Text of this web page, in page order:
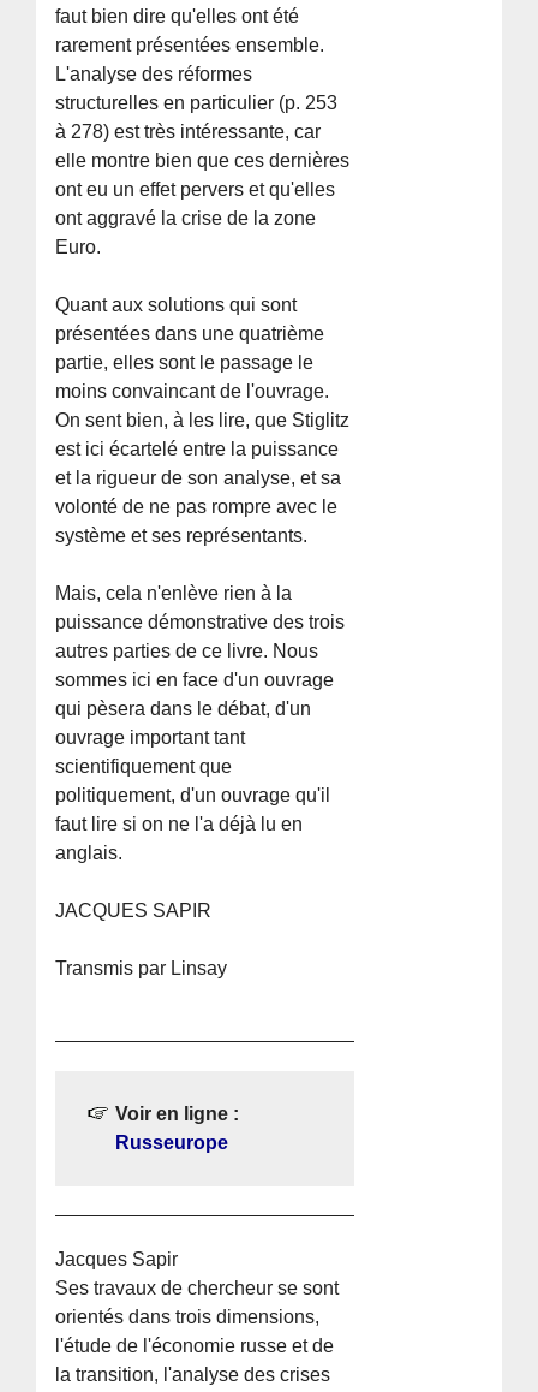
faut bien dire qu'elles ont été
rarement présentées ensemble.
L'analyse des réformes
structurelles en particulier (p. 253
à 278) est très intéressante, car
elle montre bien que ces dernières
ont eu un effet pervers et qu'elles
ont aggravé la crise de la zone
Euro.
Quant aux solutions qui sont
présentées dans une quatrième
partie, elles sont le passage le
moins convaincant de l'ouvrage.
On sent bien, à les lire, que Stiglitz
est ici écartelé entre la puissance
et la rigueur de son analyse, et sa
volonté de ne pas rompre avec le
système et ses représentants.
Mais, cela n'enlève rien à la
puissance démonstrative des trois
autres parties de ce livre. Nous
sommes ici en face d'un ouvrage
qui pèsera dans le débat, d'un
ouvrage important tant
scientifiquement que
politiquement, d'un ouvrage qu'il
faut lire si on ne l'a déjà lu en
anglais.
JACQUES SAPIR
Transmis par Linsay
Voir en ligne :
Russeurope
Jacques Sapir
Ses travaux de chercheur se sont
orientés dans trois dimensions,
l'étude de l'économie russe et de
la transition, l'analyse des crises